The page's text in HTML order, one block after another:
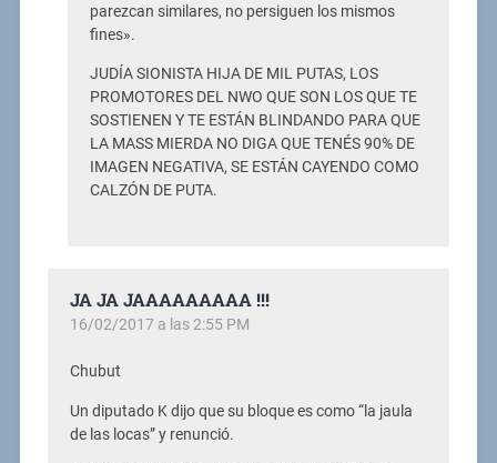
parezcan similares, no persiguen los mismos
fines».
JUDÍA SIONISTA HIJA DE MIL PUTAS, LOS
PROMOTORES DEL NWO QUE SON LOS QUE TE
SOSTIENEN Y TE ESTÁN BLINDANDO PARA QUE
LA MASS MIERDA NO DIGA QUE TENÉS 90% DE
IMAGEN NEGATIVA, SE ESTÁN CAYENDO COMO
CALZÓN DE PUTA.
JA JA JAAAAAAAAA !!!
16/02/2017 a las 2:55 PM
Chubut
Un diputado K dijo que su bloque es como “la jaula
de las locas” y renunció.